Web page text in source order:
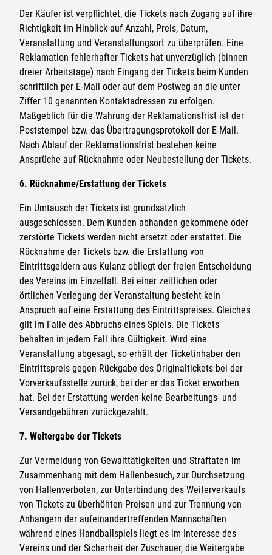
Der Käufer ist verpflichtet, die Tickets nach Zugang auf ihre
Richtigkeit im Hinblick auf Anzahl, Preis, Datum,
Veranstaltung und Veranstaltungsort zu überprüfen. Eine
Reklamation fehlerhafter Tickets hat unverzüglich (binnen
dreier Arbeitstage) nach Eingang der Tickets beim Kunden
schriftlich per E-Mail oder auf dem Postweg an die unter
Ziffer 10 genannten Kontaktadressen zu erfolgen.
Maßgeblich für die Wahrung der Reklamationsfrist ist der
Poststempel bzw. das Übertragungsprotokoll der E-Mail.
Nach Ablauf der Reklamationsfrist bestehen keine
Ansprüche auf Rücknahme oder Neubestellung der Tickets.
6. Rücknahme/Erstattung der Tickets
Ein Umtausch der Tickets ist grundsätzlich
ausgeschlossen. Dem Kunden abhanden gekommene oder
zerstörte Tickets werden nicht ersetzt oder erstattet. Die
Rücknahme der Tickets bzw. die Erstattung von
Eintrittsgeldern aus Kulanz obliegt der freien Entscheidung
des Vereins im Einzelfall. Bei einer zeitlichen oder
örtlichen Verlegung der Veranstaltung besteht kein
Anspruch auf eine Erstattung des Eintrittspreises. Gleiches
gilt im Falle des Abbruchs eines Spiels. Die Tickets
behalten in jedem Fall ihre Gültigkeit. Wird eine
Veranstaltung abgesagt, so erhält der Ticketinhaber den
Eintrittspreis gegen Rückgabe des Originaltickets bei der
Vorverkaufsstelle zurück, bei der er das Ticket erworben
hat. Bei der Erstattung werden keine Bearbeitungs- und
Versandgebühren zurückgezahlt.
7. Weitergabe der Tickets
Zur Vermeidung von Gewalttätigkeiten und Straftaten im
Zusammenhang mit dem Hallenbesuch, zur Durchsetzung
von Hallenverboten, zur Unterbindung des Weiterverkaufs
von Tickets zu überhöhten Preisen und zur Trennung von
Anhängern der aufeinandertreffenden Mannschaften
während eines Handballspiels liegt es im Interesse des
Vereins und der Sicherheit der Zuschauer, die Weitergabe